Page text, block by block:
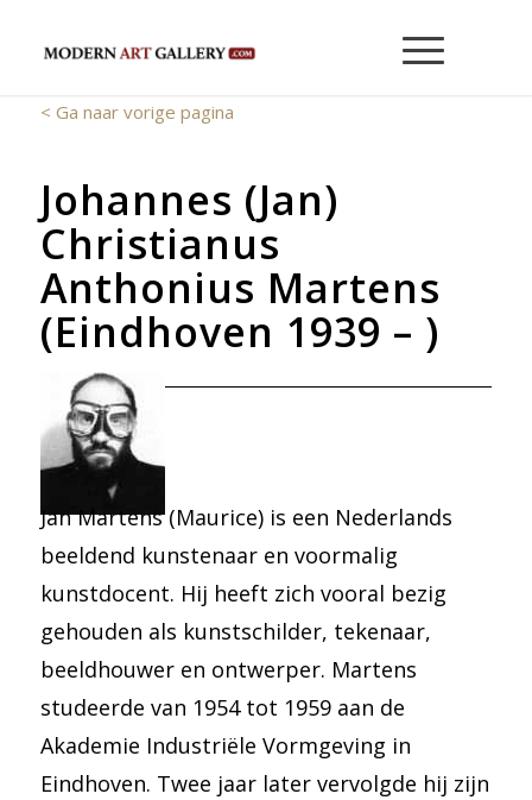
< Ga naar vorige pagina
Johannes (Jan)
Christianus
Anthonius Martens
(Eindhoven 1939 – )
Jan Martens (Maurice) is een Nederlands
beeldend kunstenaar en voormalig
kunstdocent. Hij heeft zich vooral bezig
gehouden als kunstschilder, tekenaar,
beeldhouwer en ontwerper. Martens
studeerde van 1954 tot 1959 aan de
Akademie Industriële Vormgeving in
Eindhoven. Twee jaar later vervolgde hij zijn